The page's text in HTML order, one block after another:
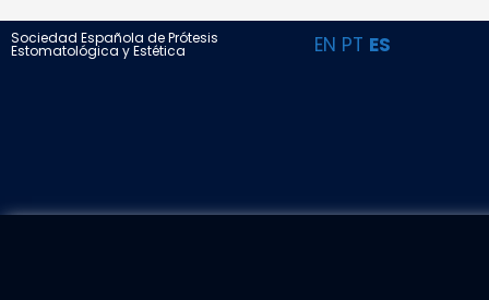
Sociedad Española de Prótesis
Estomatológica y Estética EN PT ES